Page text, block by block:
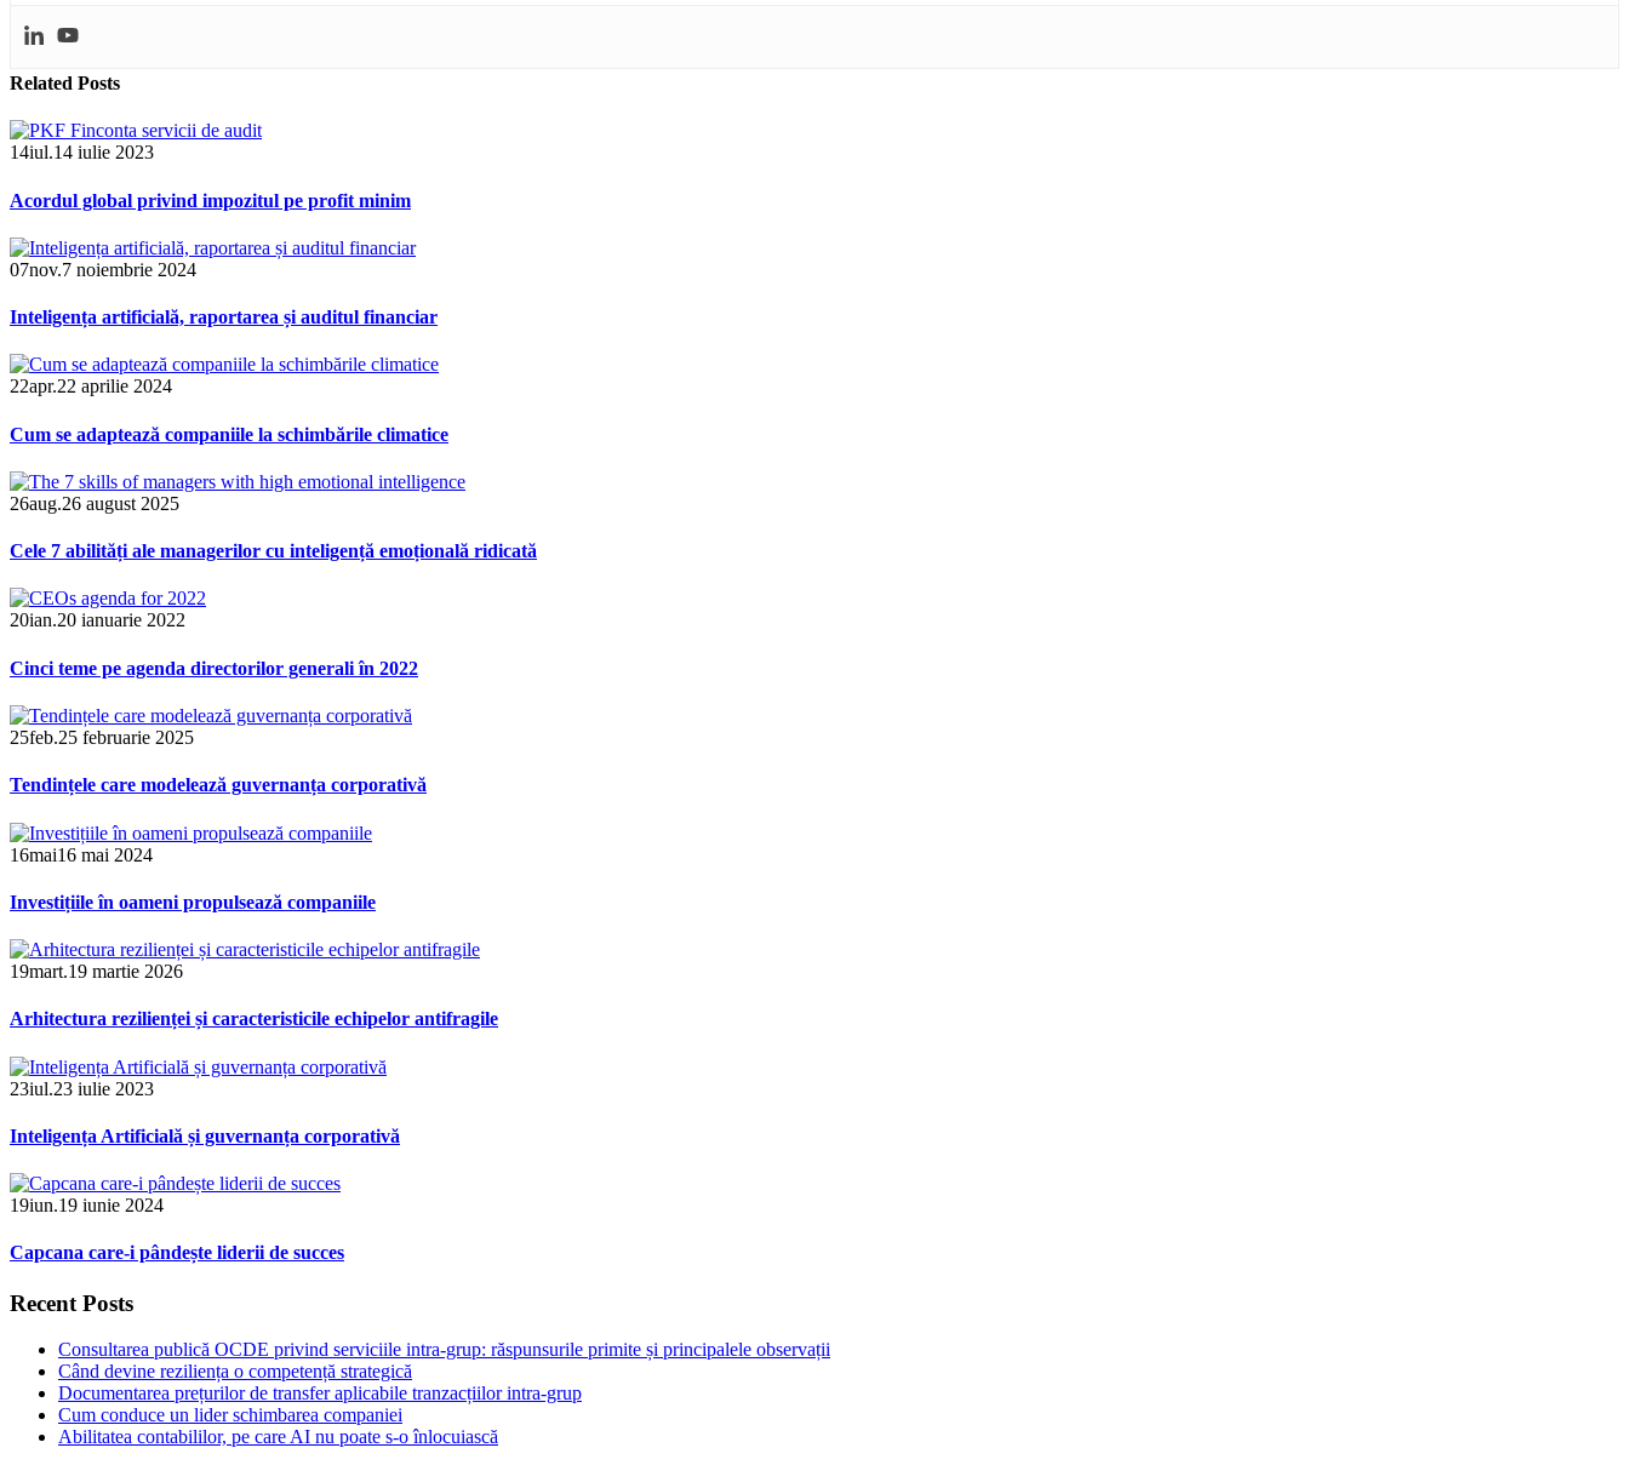
Related Posts
14iul.14 iulie 2023
Acordul global privind impozitul pe profit minim
07nov.7 noiembrie 2024
Inteligența artificială, raportarea și auditul financiar
22apr.22 aprilie 2024
Cum se adaptează companiile la schimbările climatice
26aug.26 august 2025
Cele 7 abilități ale managerilor cu inteligență emoțională ridicată
20ian.20 ianuarie 2022
Cinci teme pe agenda directorilor generali în 2022
25feb.25 februarie 2025
Tendințele care modelează guvernanța corporativă
16mai16 mai 2024
Investițiile în oameni propulsează companiile
19mart.19 martie 2026
Arhitectura rezilienței și caracteristicile echipelor antifragile
23iul.23 iulie 2023
Inteligența Artificială și guvernanța corporativă
19iun.19 iunie 2024
Capcana care-i pândește liderii de succes
Recent Posts
Consultarea publică OCDE privind serviciile intra-grup: răspunsurile primite și principalele observații
Când devine reziliența o competență strategică
Documentarea prețurilor de transfer aplicabile tranzacțiilor intra-grup
Cum conduce un lider schimbarea companiei
Abilitatea contabililor, pe care AI nu poate s-o înlocuiască